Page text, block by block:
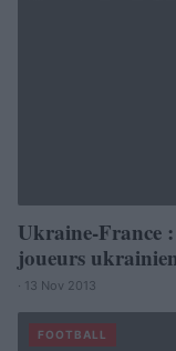
Ukraine-France
joueurs
· 13 Nov 2013
FOOTBALL